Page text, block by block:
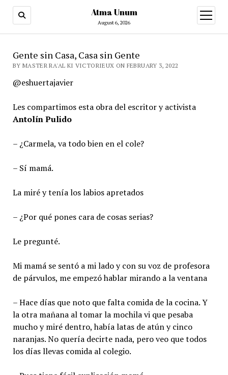
Atma Unum
August 6, 2026
open
menu
Gente sin Casa, Casa sin Gente
BY MASTER RA'AL KI VICTORIEUX ON FEBRUARY 3, 2022
@eshuertajavier
Les compartimos esta obra del escritor y activista
Antolín Pulido
– ¿Carmela, va todo bien en el cole?
– Sí mamá.
La miré y tenía los labios apretados
– ¿Por qué pones cara de cosas serias?
Le pregunté.
Mi mamá se sentó a mi lado y con su voz de profesora
de párvulos, me empezó hablar mirando a la ventana
– Hace días que noto que falta comida de la cocina. Y
la otra mañana al tomar la mochila vi que pesaba
mucho y miré dentro, había latas de atún y cinco
naranjas. No quería decirte nada, pero veo que todos
los días llevas comida al colegio.